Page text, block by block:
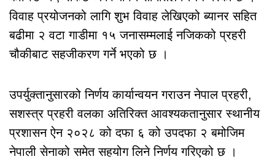
विवाह प्रयोजनको लागि शुभ विवाह लेखिएको ब्यानर सहित
बढीमा २ वटा गाडीमा १५ जनासम्मलाई नजिकको प्रहरी
चौकीबाट सहजीकरण गर्ने भएको छ ।
उपर्युक्तानुसारको निर्णय कार्यान्वयन गराउन नेपाल प्रहरी,
सशस्त्र प्रहरी वलका अतिरिक्त आवश्यकतानुसार स्थानीय
प्रशासन ऐन २०२८ को दफा ६ को उपदफा २ बमोजिम
नेपाली सेनाको समेत सहयोग लिने निर्णय गरिएको छ ।